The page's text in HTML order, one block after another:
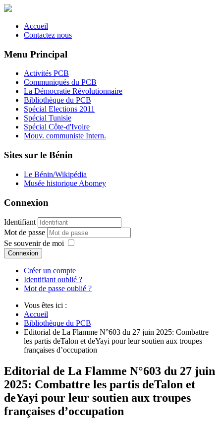
Accueil
Contactez nous
Menu Principal
Activités PCB
Communiqués du PCB
La Démocratie Révolutionnaire
Bibliothèque du PCB
Spécial Elections 2011
Spécial Tunisie
Spécial Côte-d'Ivoire
Mouv. communiste Intern.
Sites sur le Bénin
Le Bénin/Wikipédia
Musée historique Abomey
Connexion
Identifiant
Mot de passe
Se souvenir de moi
Connexion
Créer un compte
Identifiant oublié ?
Mot de passe oublié ?
Vous êtes ici :
Accueil
Bibliothèque du PCB
Editorial de La Flamme N°603 du 27 juin 2025: Combattre
les partis deTalon et deYayi pour leur soutien aux troupes
françaises d’occupation
Editorial de La Flamme N°603 du 27 juin
2025: Combattre les partis deTalon et
deYayi pour leur soutien aux troupes
françaises d’occupation